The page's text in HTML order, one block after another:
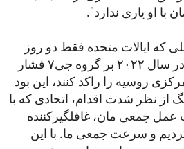
با او یاری ندارد".
که ایالات متحده فقط دو روز
پس از آغاز تهاجم پوتین در سال ۲۰۲۲ بر گروه جی۷ فشار
روسیه را راکد کنند، این بود
از نظر شدت اقدام، اتحادی که با
جمعی مان، غافلگیرکننده
و سرعت جمعی ما. با این